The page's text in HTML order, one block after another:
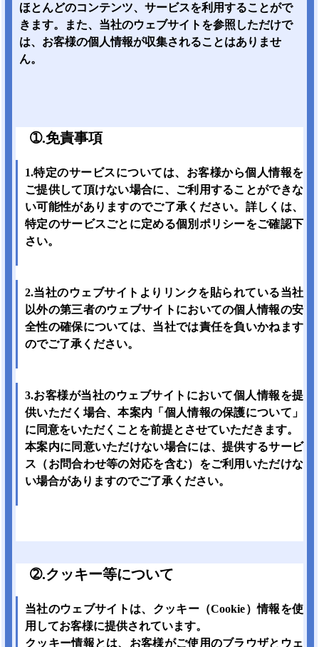
ほとんどのコンテンツ、サービスを利用することがで
きます。また、当社のウェブサイトを参照しただけで
は、お客様の個人情報が収集されることはありませ
ん。
➀.免責事項
1.特定のサービスについては、お客様から個人情報を
ご提供して頂けない場合に、ご利用することができな
い可能性がありますのでご了承ください。詳しくは、
特定のサービスごとに定める個別ポリシーをご確認下
さい。
2.当社のウェブサイトよりリンクを貼られている当社
以外の第三者のウェブサイトにおいての個人情報の安
全性の確保については、当社では責任を負いかねます
のでご了承ください。
3.お客様が当社のウェブサイトにおいて個人情報を提
供いただく場合、本案内「個人情報の保護について」
に同意をいただくことを前提とさせていただきます。
本案内に同意いただけない場合には、提供するサービ
ス（お問合わせ等の対応を含む）をご利用いただけな
い場合がありますのでご了承ください。
➁.クッキー等について
当社のウェブサイトは、クッキー（Cookie）情報を使
用してお客様に提供されています。
クッキー情報とは、お客様がご使用のブラウザとウェ